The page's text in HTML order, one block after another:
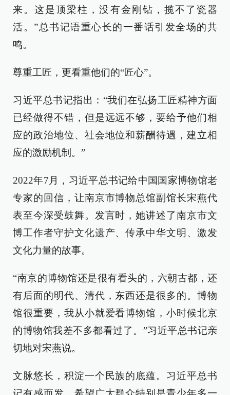
来。这是顶梁柱，没有金刚钻，揽不了瓷器
活。”总书记语重心长的一番话引发全场的共
鸣。
尊重工匠，更看重他们的“匠心”。
习近平总书记指出：“我们在弘扬工匠精神方面
已经做得不错，但是远远不够，要给予他们相
应的政治地位、社会地位和薪酬待遇，建立相
应的激励机制。”
2022年7月，习近平总书记给中国国家博物馆老
专家的回信，让南京市博物总馆副馆长宋燕代
表至今深受鼓舞。发言时，她讲述了南京市文
博工作者守护文化遗产、传承中华文明、激发
文化力量的故事。
“南京的博物馆还是很有看头的，六朝古都，还
有后面的明代、清代，东西还是很多的。博物
馆很重要，我从小就爱看博物馆，小时候北京
的博物馆我差不多都看过了。”习近平总书记亲
切地对宋燕说。
文脉悠长，积淀一个民族的底蕴。习近平总书